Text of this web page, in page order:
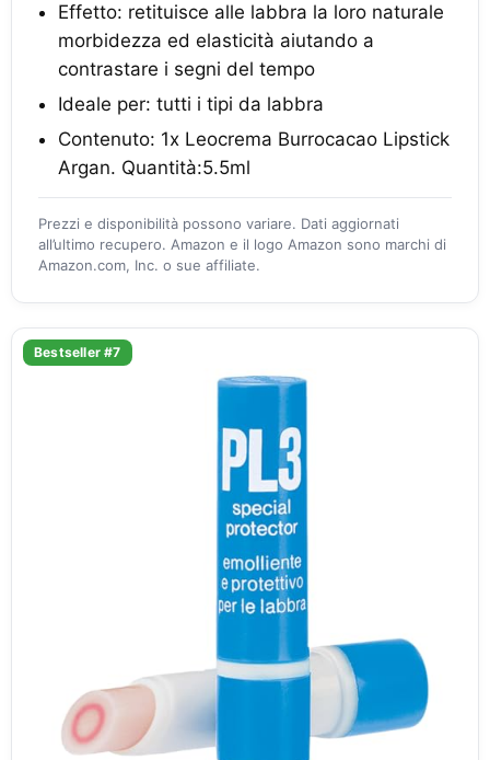
Effetto: retituisce alle labbra la loro naturale
morbidezza ed elasticità aiutando a
contrastare i segni del tempo
Ideale per: tutti i tipi da labbra
Contenuto: 1x Leocrema Burrocacao Lipstick
Argan. Quantità:5.5ml
Prezzi e disponibilità possono variare. Dati aggiornati
all’ultimo recupero. Amazon e il logo Amazon sono marchi di
Amazon.com, Inc. o sue affiliate.
Bestseller #7